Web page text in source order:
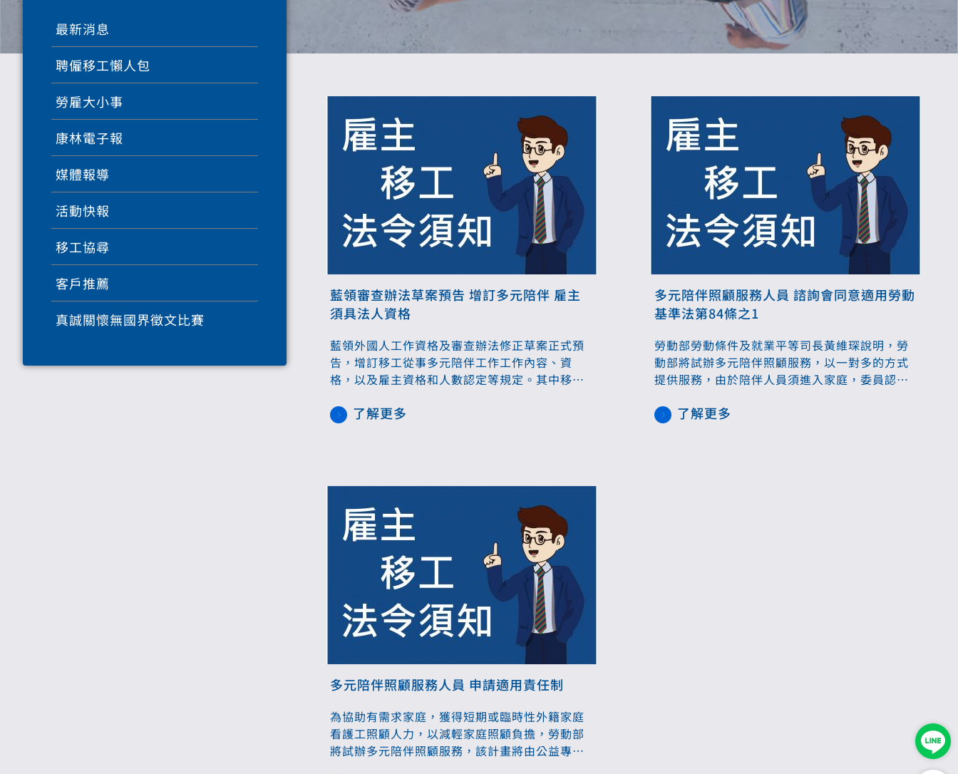
最新消息
聘僱移工懶人包
勞雇大小事
康林電子報
媒體報導
活動快報
移工協尋
客戶推薦
真誠關懷無國界徵文比賽
藍領審查辦法草案預告 增訂多元陪伴 雇主
須具法人資格
藍領外國人工作資格及審查辦法修正草案正式預
告，增訂移工從事多元陪伴工作工作內容、資
格，以及雇主資格和人數認定等規定。其中移工
同，均須年滿20歲且接受相關訓練；雇主應為登
了解更多
多元陪伴照顧服務人員 諮詢會同意適用勞動
基準法第84條之1
勞動部勞動條件及就業平等司長黃維琛說明，勞
動部將試辦多元陪伴照顧服務，以一對多的方式
提供服務，由於陪伴人員須進入家庭，委員認同
比照保全每月288小時，待多元陪伴照顧服務試
了解更多
多元陪伴照顧服務人員 申請適用責任制
為協助有需求家庭，獲得短期或臨時性外籍家庭
看護工照顧人力，以減輕家庭照顧負擔，勞動部
將試辦多元陪伴照顧服務，該計畫將由公益專業